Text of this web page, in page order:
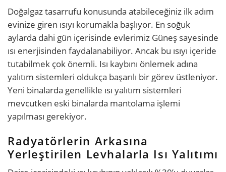
Doğalgaz tasarrufu konusunda atabileceğiniz ilk adım
evinize giren ısıyı korumakla başlıyor. En soğuk
aylarda dahi gün içerisinde evlerimiz Güneş sayesinde
ısı enerjisinden faydalanabiliyor. Ancak bu ısıyı içeride
tutabilmek çok önemli. Isı kaybını önlemek adına
yalıtım sistemleri oldukça başarılı bir görev üstleniyor.
Yeni binalarda genellikle ısı yalıtım sistemleri
mevcutken eski binalarda mantolama işlemi
yapılması gerekiyor.
Radyatörlerin Arkasına
Yerleştirilen Levhalarla Isı Yalıtımı